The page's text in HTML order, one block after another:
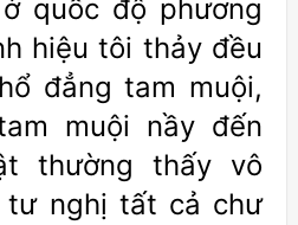
quốc độ phương
hiệu tôi thảy đều
đẳng tam muội,
muội nầy đến
thường thấy vô
tư nghị tất cả chư